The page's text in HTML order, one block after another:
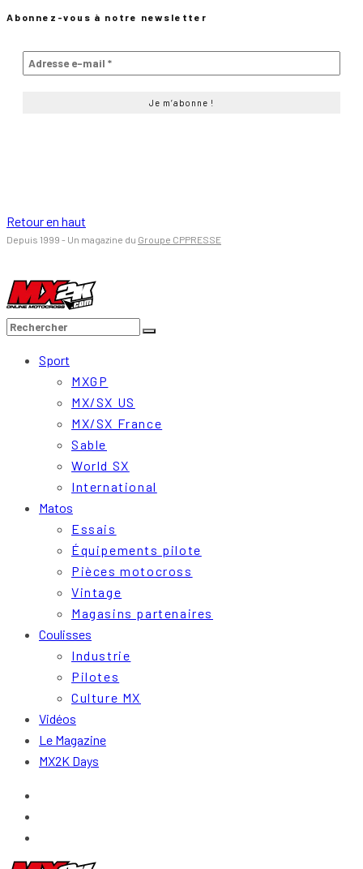
Abonnez-vous à notre newsletter
Retour en haut
Depuis 1999 - Un magazine du Groupe CPPRESSE
Sport
MXGP
MX/SX US
MX/SX France
Sable
World SX
International
Matos
Essais
Équipements pilote
Pièces motocross
Vintage
Magasins partenaires
Coulisses
Industrie
Pilotes
Culture MX
Vidéos
Le Magazine
MX2K Days